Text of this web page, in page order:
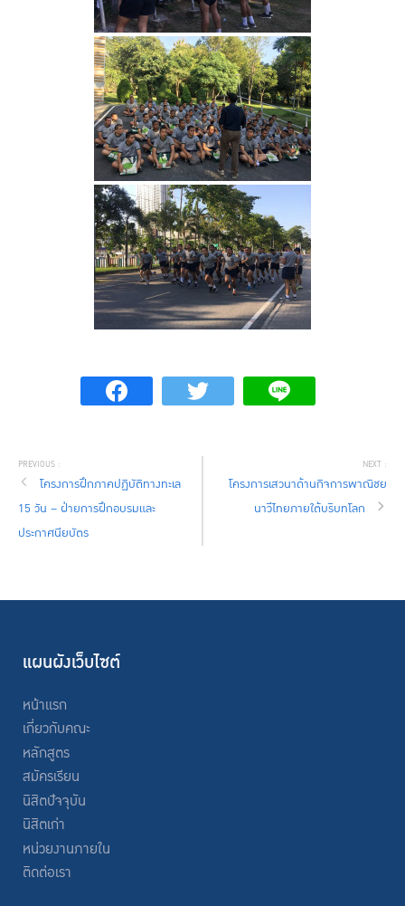
โครงการฝึกภาคปฏิบัติทางทะเล
15 วัน – ฝ่ายการฝึกอบรมและ
ประกาศนียบัตร
โครงการเสวนาด้านกิจการพาณิชย
นาวีไทยภายใต้บริบทโลก
แผนผังเว็บไซต์
หน้าแรก
เกี่ยวกับคณะ
หลักสูตร
สมัครเรียน
นิสิตปัจจุบัน
นิสิตเก่า
หน่วยงานภายใน
ติดต่อเรา